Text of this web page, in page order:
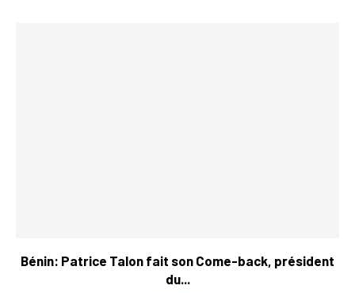
Bénin: Patrice Talon fait son Come-back, président
du...